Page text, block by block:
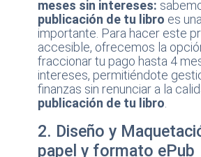
meses sin intereses:
publicación de tu libro es
importante. Para hacer este
accesible, ofrecemos la
fraccionar tu pago hasta 4
intereses, permitiéndote
finanzas sin renunciar a la
publicación de tu libro.
2. Diseño y
papel y formato ePub